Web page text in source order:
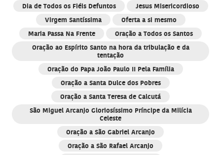
Dia de Todos os Fiéis Defuntos
Jesus Misericordioso
Virgem Santíssima
Oferta a si mesmo
Maria Passa Na Frente
Oração a Todos os Santos
Oração ao Espírito Santo na hora da tribulação e da
tentação
Oração do Papa João Paulo II Pela Família
Oração a Santa Dulce dos Pobres
Oração a Santa Teresa de Calcutá
São Miguel Arcanjo Gloriosíssimo Príncipe da Milícia
Celeste
Oração a São Gabriel Arcanjo
Oração a São Rafael Arcanjo